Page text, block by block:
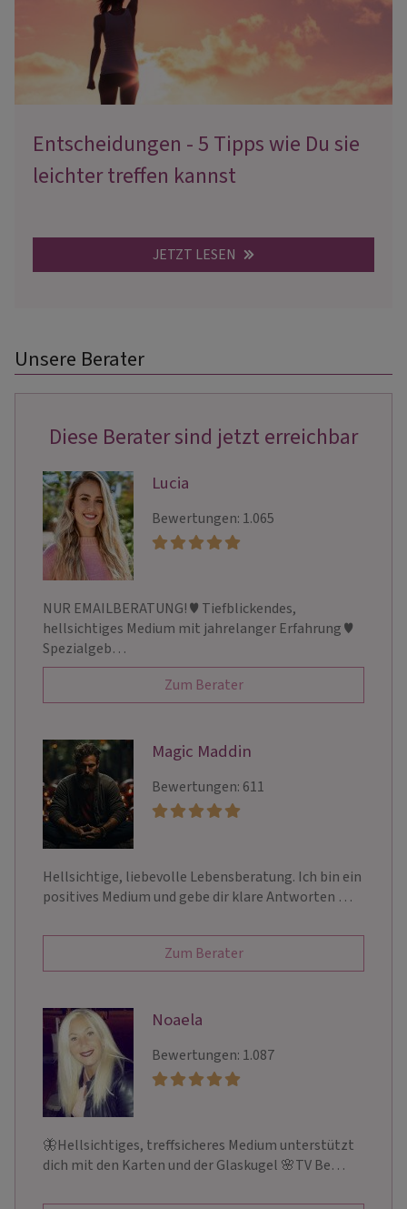
Entscheidungen - 5 Tipps wie Du sie
leichter treffen kannst
JETZT LESEN
Unsere Berater
Diese Berater sind jetzt erreichbar
Lucia
Bewertungen: 1.065
NUR EMAILBERATUNG! ♥ Tiefblickendes,
hellsichtiges Medium mit jahrelanger Erfahrung ♥
Spezialgeb…
Zum Berater
Magic Maddin
Bewertungen: 611
Hellsichtige, liebevolle Lebensberatung. Ich bin ein
positives Medium und gebe dir klare Antworten …
Zum Berater
Noaela
Bewertungen: 1.087
🦋Hellsichtiges, treffsicheres Medium unterstützt
dich mit den Karten und der Glaskugel 🌸TV Be…